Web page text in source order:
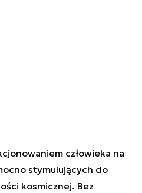
człowieka na
stymulujących do
kosmicznej. Bez